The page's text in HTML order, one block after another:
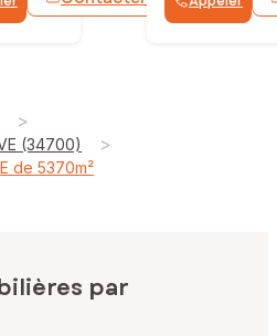
>
(34700) >
de 5370m²
par